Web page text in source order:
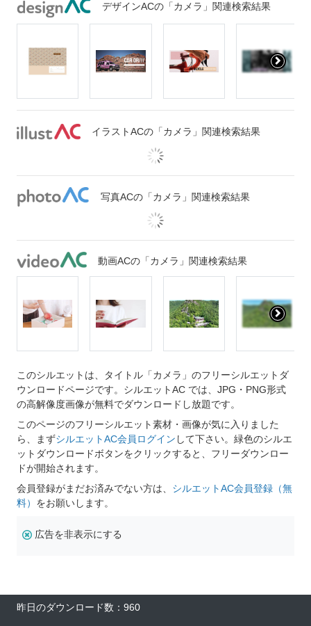
デザインACの「カメラ」関連検索結果
イラストACの「カメラ」関連検索結果
写真ACの「カメラ」関連検索結果
動画ACの「カメラ」関連検索結果
このシルエットは、タイトル「カメラ」のフリーシルエットダ
ウンロードページです。シルエットAC では、JPG・PNG形式
の高解像度画像が無料でダウンロードし放題です。
このページのフリーシルエット素材・画像が気に入りました
ら、まずシルエットAC会員ログイン して下さい。緑色のシルエ
ットダウンロードボタンをクリックすると、フリーダウンロー
ドが開始されます。
会員登録がまだお済みでない方は、 シルエットAC会員登録（無
料） をお願いします。
広告を非表示にする
昨日のダウンロード数：960